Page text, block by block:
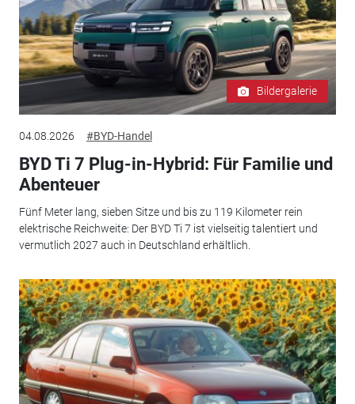
Bildergalerie
04.08.2026 #BYD-Handel
BYD Ti 7 Plug-in-Hybrid: Für Familie und
Abenteuer
Fünf Meter lang, sieben Sitze und bis zu 119 Kilometer rein
elektrische Reichweite: Der BYD Ti 7 ist vielseitig talentiert und
vermutlich 2027 auch in Deutschland erhältlich.